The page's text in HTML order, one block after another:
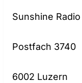
Sunshine Radio
Postfach 3740
6002 Luzern